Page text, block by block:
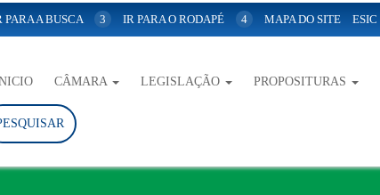
PARA A BUSCA 3 IR PARA O RODAPÉ 4 MAPA DO SITE ESIC
CÂMARA LEGISLAÇÃO PROPOSITURAS